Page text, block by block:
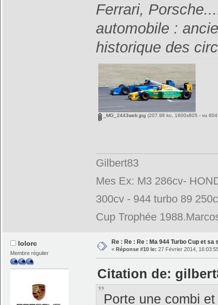
Ferrari,
automobile :
historique des
_MG_2443web.jpg (207.98 ko, 1600x805 - vu
Gilbert83
Mes Ex: M3 286cv-
300cv - 944 turbo 89
Cup Trophée
lolorc
Membre régulier
Re : Re : Re : Ma 944 Turbo Cup et
« Réponse #10 le: 27 Février 2014,
Citation de:
Porte une combi